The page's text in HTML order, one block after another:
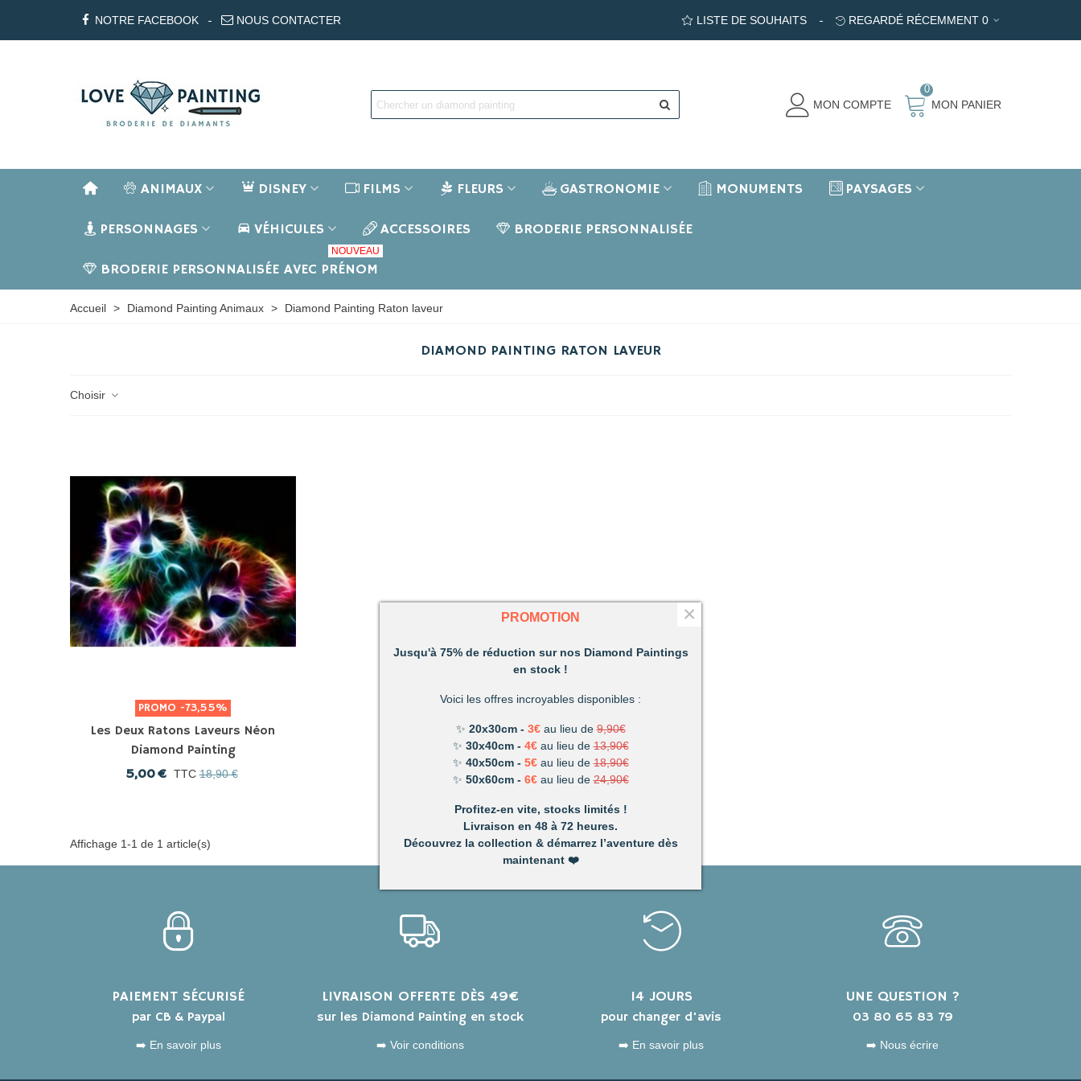
NOTRE FACEBOOK NOUS CONTACTER LISTE DE SOUHAITS REGARDÉ RÉCEMMENT 0
MON COMPTE
0
MON PANIER
ANIMAUX DISNEY FILMS FLEURS GASTRONOMIE MONUMENTS PAYSAGES
PERSONNAGES VÉHICULES ACCESSOIRES BRODERIE PERSONNALISÉE
BRODERIE PERSONNALISÉE AVEC PRÉNOM
NOUVEAU
Accueil > Diamond Painting Animaux > Diamond Painting Raton laveur
DIAMOND PAINTING RATON LAVEUR
Choisir
PROMO -73,55%
Les Deux Ratons Laveurs Néon
Diamond Painting
5,00 € TTC 18,90 €
Affichage 1-1 de 1 article(s)
PAIEMENT SÉCURISÉ
par CB & Paypal
➡️ En savoir plus
LIVRAISON OFFERTE DÈS 49€
sur les Diamond Painting en stock
➡️ Voir conditions
14 JOURS
pour changer d'avis
➡️ En savoir plus
UNE QUESTION ?
03 80 65 83 79
➡️ Nous écrire
PROMOTION
Jusqu'à 75% de réduction sur nos Diamond Paintings
en stock !
Voici les offres incroyables disponibles :
✨ 20x30cm - 3€au lieu de9,90€
✨ 30x40cm - 4€ au lieu de 13,90€
✨ 40x50cm - 5€ au lieu de18,90€
✨ 50x60cm - 6€ au lieu de 24,90€
Profitez-en vite, stocks limités !
Livraison en 48 à 72 heures.
Découvrez la collection & démarrez l’aventure dès
maintenant❤️
×